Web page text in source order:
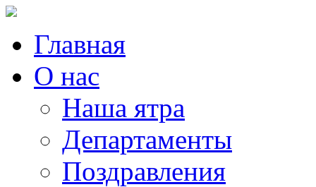
Главная
О нас
Наша ятра
Департаменты
Поздравления